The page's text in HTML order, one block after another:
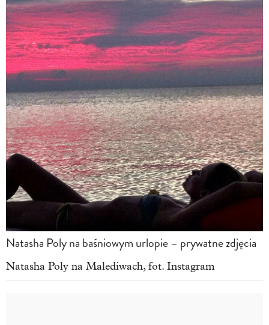
Natasha Poly na baśniowym urlopie – prywatne zdjęcia
Natasha Poly na Malediwach, fot. Instagram